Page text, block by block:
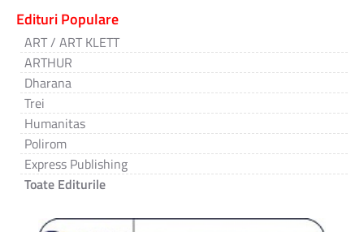
Edituri Populare
ART / ART KLETT
ARTHUR
Dharana
Trei
Humanitas
Polirom
Express Publishing
Toate Editurile